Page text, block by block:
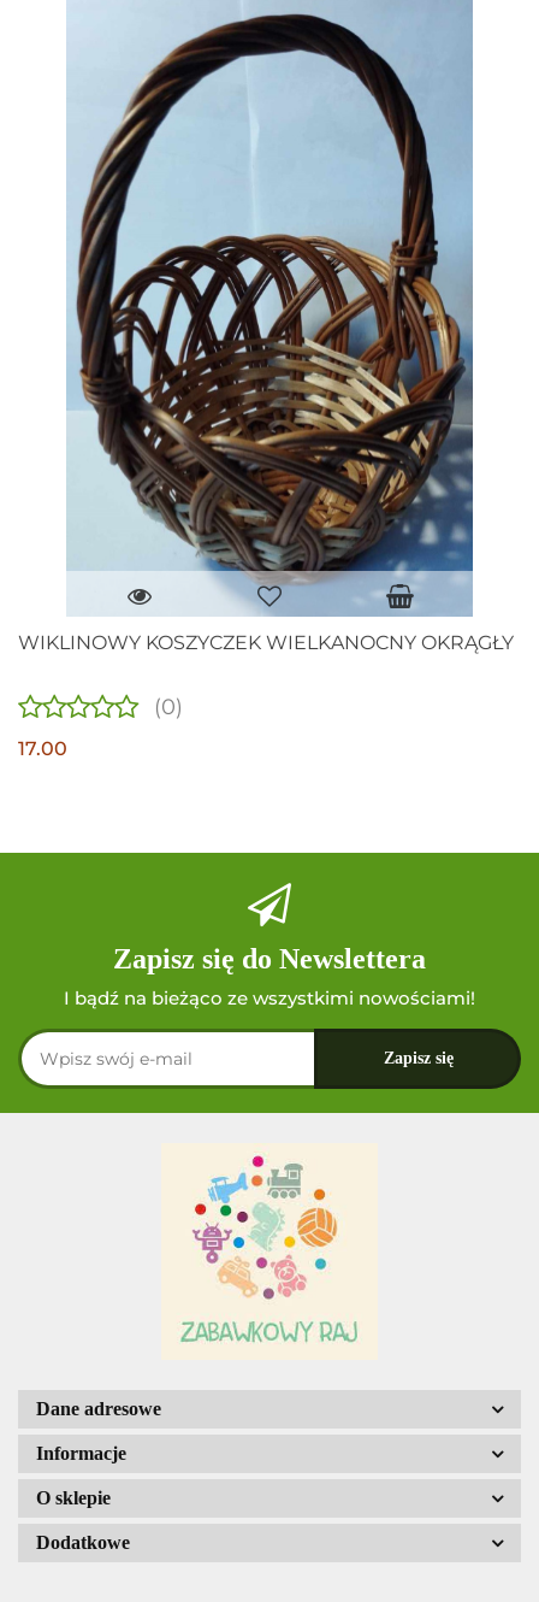
WIKLINOWY KOSZYCZEK WIELKANOCNY OKRĄGŁY
(0)
17.00
Zapisz się do Newslettera
I bądź na bieżąco ze wszystkimi nowościami!
Dane adresowe
Informacje
O sklepie
Dodatkowe